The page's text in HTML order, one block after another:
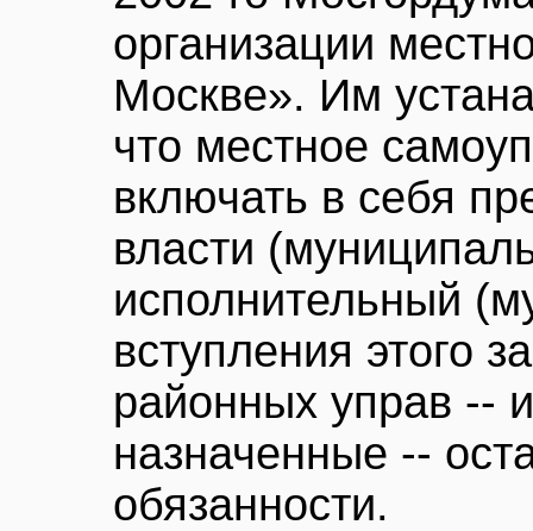
организации
Москве». Им
что местное
включать в себя
власти
исполнительный
вступления этого
районных управ --
назначенные --
обязанности.